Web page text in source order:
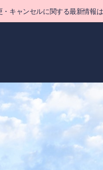
キャンセルに関する最新情報は